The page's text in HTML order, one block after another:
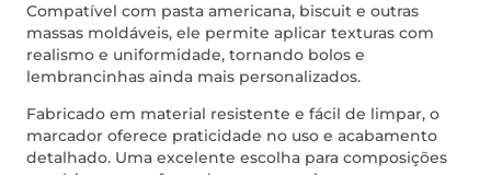
Compatível com pasta americana, biscuit e outras
massas moldáveis, ele permite aplicar texturas com
realismo e uniformidade, tornando bolos e
lembrancinhas ainda mais personalizados.
Fabricado em material resistente e fácil de limpar, o
marcador oferece praticidade no uso e acabamento
detalhado. Uma excelente escolha para composições